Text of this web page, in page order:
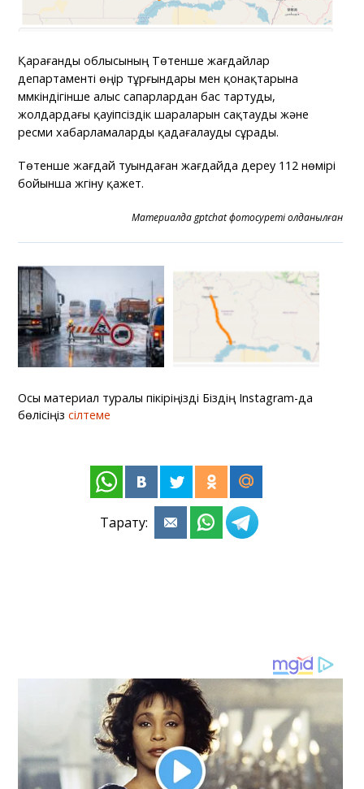
Қарағанды облысының Төтенше жағдайлар
департаменті өңір тұрғындары мен қонақтарына
мүмкіндігінше алыс сапарлардан бас тартуды,
жолдардағы қауіпсіздік шараларын сақтауды және
ресми хабарламаларды қадағалауды сұрады.
Төтенше жағдай туындаған жағдайда дереу 112 нөмірі
бойынша жүгіну қажет.
Материалда gptchat фотосуреті қолданылған
Осы материал туралы пікіріңізді Біздің Instagram-да
бөлісіңіз сілтеме
Тарату: